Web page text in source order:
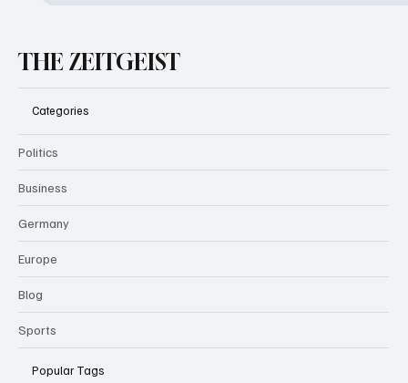
THE ZEITGEIST
Categories
Politics
Business
Germany
Europe
Blog
Sports
Popular Tags